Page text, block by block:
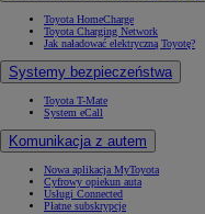
Toyota HomeCharge
Toyota Charging Network
Jak naładować elektryczną Toyotę?
Systemy bezpieczeństwa
Toyota T-Mate
System eCall
Komunikacja z autem
Nowa aplikacja MyToyota
Cyfrowy opiekun auta
Usługi Connected
Płatne subskrypcje